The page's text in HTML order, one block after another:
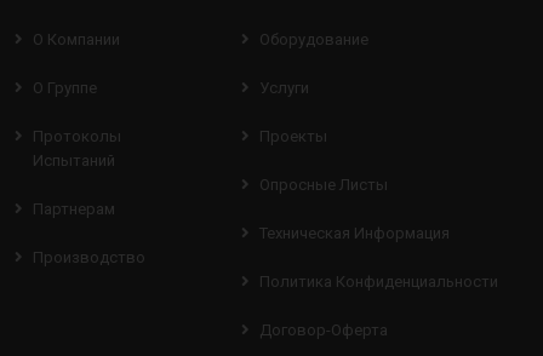
О Компании
О Группе
Протоколы
Испытаний
Партнерам
Производство
Оборудование
Услуги
Проекты
Опросные Листы
Техническая Информация
Политика Конфиденциальности
Договор-Оферта